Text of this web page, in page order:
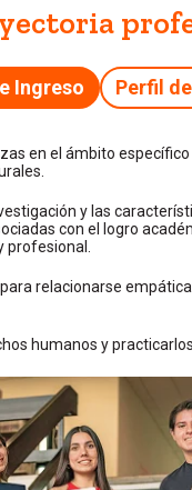
Ingreso Perfil
en el ámbito específico
y las
con el logro
profesional.
relacionarse
humanos y